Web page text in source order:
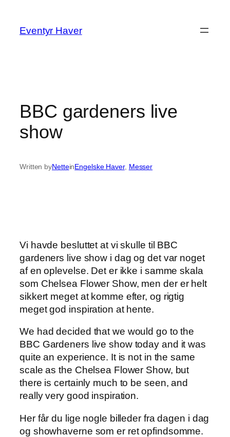
indhold
Eventyr Haver
BBC gardeners live
show
Written byNetteinEngelske Haver, Messer
Vi havde besluttet at vi skulle til BBC
gardeners live show i dag og det var noget
af en oplevelse. Det er ikke i samme skala
som Chelsea Flower Show, men der er helt
sikkert meget at komme efter, og rigtig
meget god inspiration at hente.
We had decided that we would go to the
BBC Gardeners live show today and it was
quite an experience. It is not in the same
scale as the Chelsea Flower Show, but
there is certainly much to be seen, and
really very good inspiration.
Her får du lige nogle billeder fra dagen i dag
og showhaverne som er ret opfindsomme.